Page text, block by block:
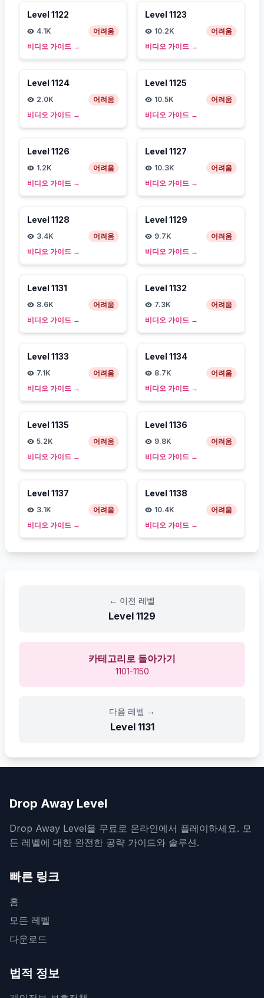
Level 1122
4.1K
어려움
비디오 가이드 →
Level 1123
10.2K
어려움
비디오 가이드 →
Level 1124
2.0K
어려움
비디오 가이드 →
Level 1125
10.5K
어려움
비디오 가이드 →
Level 1126
1.2K
어려움
비디오 가이드 →
Level 1127
10.3K
어려움
비디오 가이드 →
Level 1128
3.4K
어려움
비디오 가이드 →
Level 1129
9.7K
어려움
비디오 가이드 →
Level 1131
8.6K
어려움
비디오 가이드 →
Level 1132
7.3K
어려움
비디오 가이드 →
Level 1133
7.1K
어려움
비디오 가이드 →
Level 1134
8.7K
어려움
비디오 가이드 →
Level 1135
5.2K
어려움
비디오 가이드 →
Level 1136
9.8K
어려움
비디오 가이드 →
Level 1137
3.1K
어려움
비디오 가이드 →
Level 1138
10.4K
어려움
비디오 가이드 →
← 이전 레벨
Level 1129
카테고리로 돌아가기
1101-1150
다음 레벨 →
Level 1131
Drop Away Level
Drop Away Level을 무료로 온라인에서 플레이하세요. 모
든 레벨에 대한 완전한 공략 가이드와 솔루션.
빠른 링크
홈
모든 레벨
다운로드
법적 정보